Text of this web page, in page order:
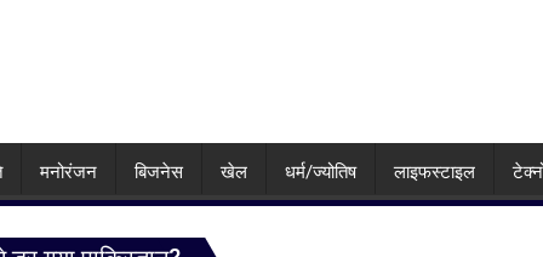
मनोरंजन बिजनेस खेल धर्म/ज्योतिष लाइफस्टाइल